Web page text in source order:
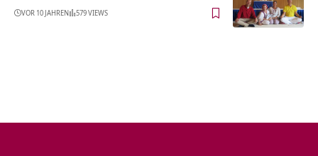
VOR 10 JAHREN 579 VIEWS